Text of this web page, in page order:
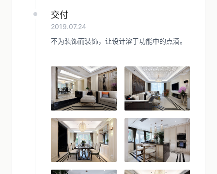
交付
2019.07.24
不为装饰而装饰，让设计溶于功能中的点滴。